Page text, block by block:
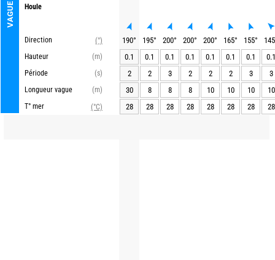
VAGUE
Houle
Direction
(°)
Hauteur
(m)
Période
(s)
Longueur vague
(m)
T° mer
(°C)
190° 195° 200° 200° 200° 165° 155°
145
0.1
0.1 0.1 0.1 0.1 0.1 0.1
0.1
2
2 3 2 2 2 3
3
30
8 8 8 10 10 10
10
28
28 28 28 28 28 28 28